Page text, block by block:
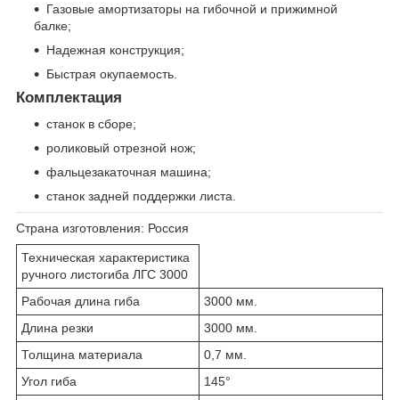
Газовые амортизаторы на гибочной и прижимной
балке;
Надежная конструкция;
Быстрая окупаемость.
Комплектация
станок в сборе;
роликовый отрезной нож;
фальцезакаточная машина;
станок задней поддержки листа.
Страна изготовления: Россия
Техническая характеристика
ручного листогиба ЛГС 3000
Рабочая длина гиба
3000 мм.
Длина резки
3000 мм.
Толщина материала
0,7 мм.
Угол гиба
145°